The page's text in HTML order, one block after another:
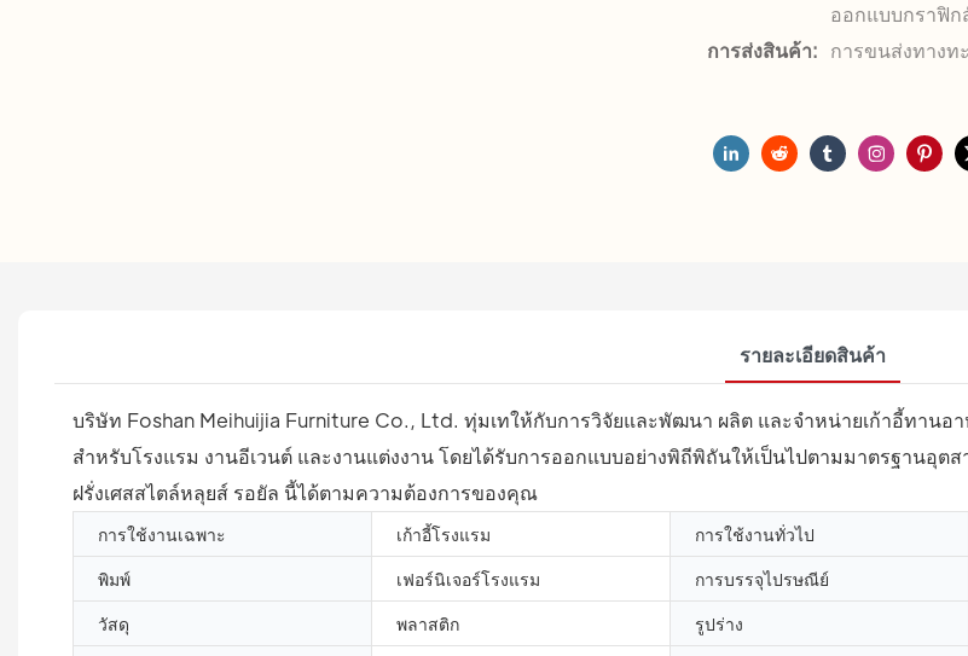
ออกแบบกราฟิก
การส่งสินค้า: การขนส่งทางท
รายละเอียดสินค้า
บริษัท Foshan Meihuijia Furniture Co., Ltd. ทุ่มเทให้กับการวิจัยและพัฒนา ผลิต และจำหน่ายเก้าอี้ทานอ
สำหรับโรงแรม งานอีเวนต์ และงานแต่งงาน โดยได้รับการออกแบบอย่างพิถีพิถันให้เป็นไปตามมาตรฐานอุ
ฝรั่งเศสสไตล์หลุยส์ รอยัล นี้ได้ตามความต้องการของคุณ
การใช้งานเฉพาะ เก้าอี้โรงแรม การใช้งานทั่วไป
พิมพ์ เฟอร์นิเจอร์โรงแรม การบรรจุไปรษณีย์
วัสดุ พลาสติก รูปร่าง